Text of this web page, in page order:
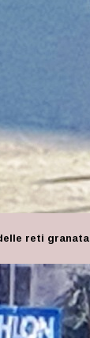
reti granata